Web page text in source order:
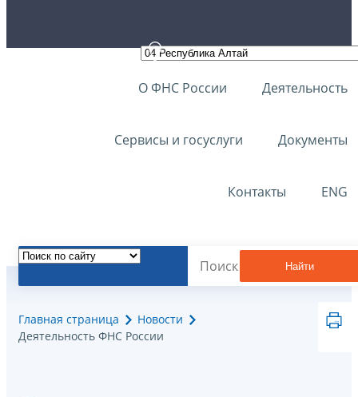
О ФНС России Деятельность
Сервисы и госуслуги Документы
Контакты ENG
Найти
Главная страница
Новости
Деятельность ФНС России